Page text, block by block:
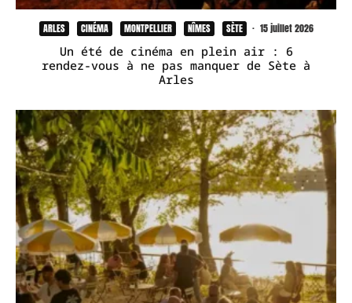
ARLES CINÉMA MONTPELLIER NÎMES SÈTE · 15 juillet 2026
Un été de cinéma en plein air : 6
rendez-vous à ne pas manquer de Sète à
Arles